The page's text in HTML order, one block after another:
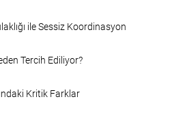
ile Sessiz Koordinasyon
Tercih Ediliyor?
Kritik Farklar